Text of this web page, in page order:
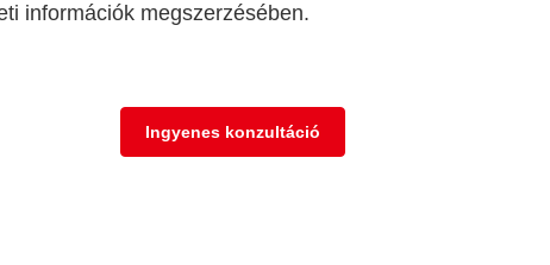
információk megszerzésében.
Ingyenes konzultáció